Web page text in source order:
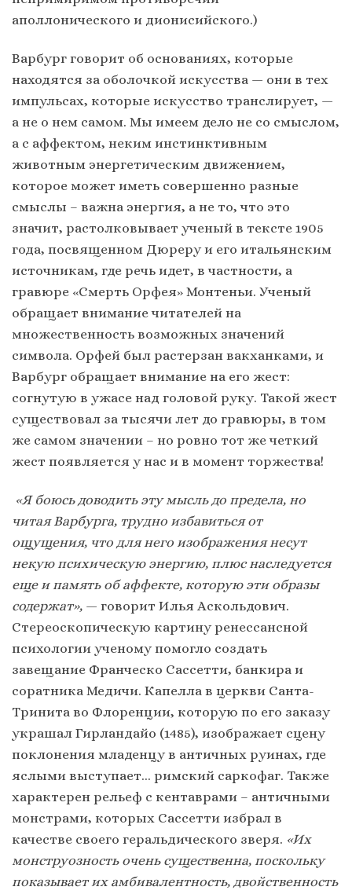
аполлонического и дионисийского.)
Варбург говорит об основаниях, которые
находятся за оболочкой искусства — они в тех
импульсах, которые искусство транслирует, —
а не о нем самом. Мы имеем дело не со смыслом,
а с аффектом, неким инстинктивным
животным энергетическим движением,
которое может иметь совершенно разные
смыслы – важна энергия, а не то, что это
значит, растолковывает ученый в тексте 1905
года, посвященном Дюреру и его итальянским
источникам, где речь идет, в частности, а
гравюре «Смерть Орфея» Монтеньи. Ученый
обращает внимание читателей на
множественность возможных значений
символа. Орфей был растерзан вакханками, и
Варбург обращает внимание на его жест:
согнутую в ужасе над головой руку. Такой жест
существовал за тысячи лет до гравюры, в том
же самом значении – но ровно тот же четкий
жест появляется у нас и в момент торжества!
«Я боюсь доводить эту мысль до предела, но
читая Варбурга, трудно избавиться от
ощущения, что для него изображения несут
некую психическую энергию, плюс наследуется
еще и память об аффекте, которую эти образы
содержат», — говорит Илья Аскольдович.
Стереоскопическую картину ренессансной
психологии ученому помогло создать
завещание Франческо Сассетти, банкира и
соратника Медичи. Капелла в церкви Санта-
Тринита во Флоренции, которую по его заказу
украшал Гирландайо (1485), изображает сцену
поклонения младенцу в античных руинах, где
яслыми выступает… римский саркофаг. Также
характерен рельеф с кентаврами – античными
монстрами, которых Сассетти избрал в
качестве своего геральдического зверя. «Их
монструозность очень существенна, поскольку
показывает их амбивалентность, двойственность